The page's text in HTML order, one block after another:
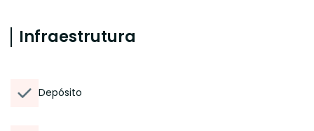
Infraestrutura
Depósito